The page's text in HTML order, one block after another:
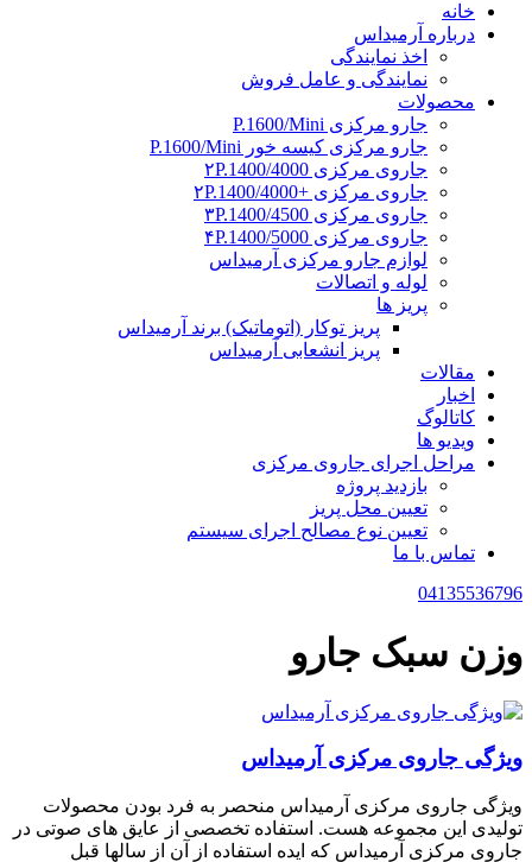
خانه
درباره آرمیداس
اخذ نمایندگی
نمایندگی و عامل فروش
محصولات
جارو مرکزی P.1600/Mini
جارو مرکزی کیسه خور P.1600/Mini
جاروی مرکزی ۲P.1400/4000
جاروی مرکزی +۲P.1400/4000
جاروی مرکزی ۳P.1400/4500
جاروی مرکزی ۴P.1400/5000
لوازم جارو مرکزی آرمیداس
لوله و اتصالات
پریز ها
پریز توکار (اتوماتیک) برند آرمیداس
پریز انشعابی آرمیداس
مقالات
اخبار
کاتالوگ
ویدیو ها
مراحل اجرای جاروی مرکزی
بازدید پروژه
تعیین محل پریز
تعیین نوع مصالح اجرای سیستم
تماس با ما
04135536796
وزن سبک جارو
ویژگی جاروی مرکزی آرمیداس
ویژگی جاروی مرکزی آرمیداس منحصر به فرد بودن محصولات
تولیدی این مجموعه هست. استفاده تخصصی از عایق های صوتی در
جاروی مرکزی آرمیداس که ایده استفاده از آن از سالها قبل